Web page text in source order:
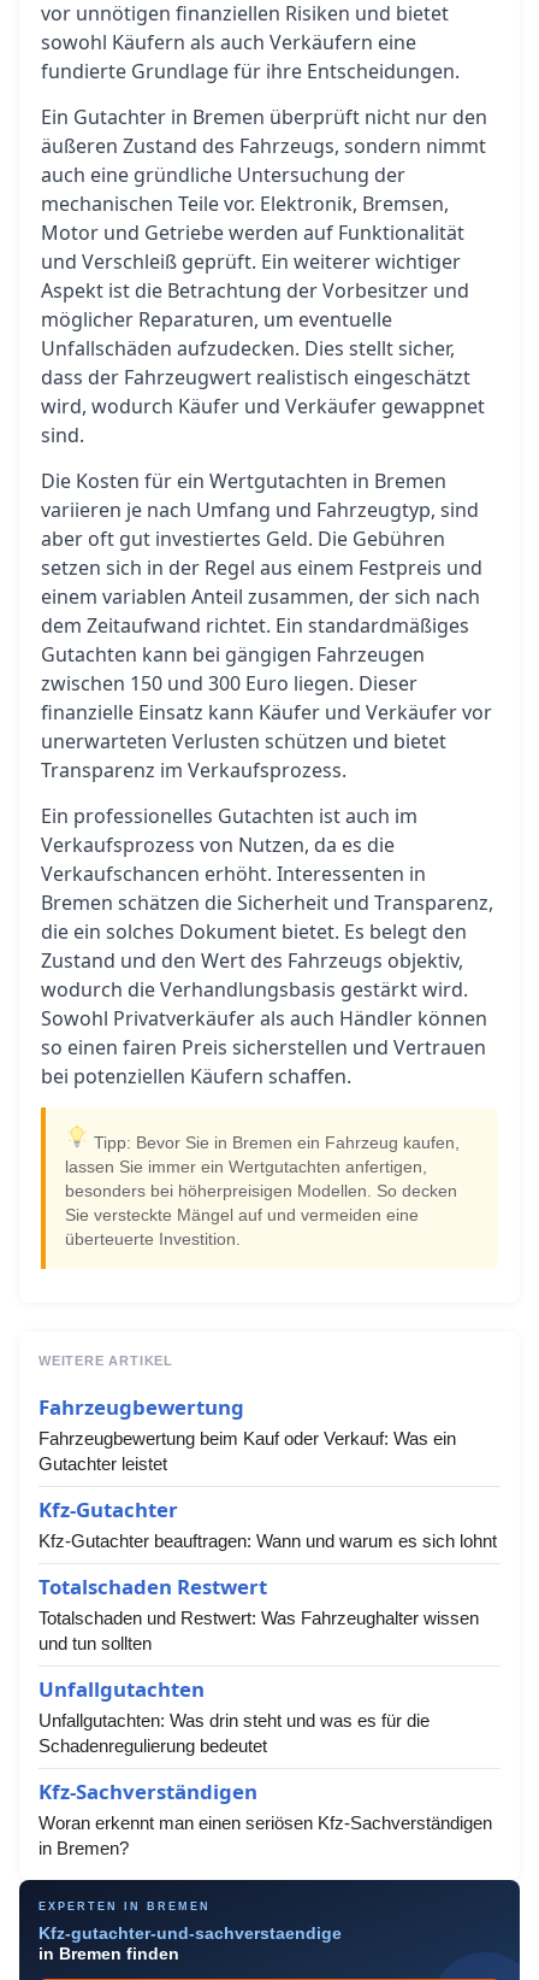
vor unnötigen finanziellen Risiken und bietet
sowohl Käufern als auch Verkäufern eine
fundierte Grundlage für ihre Entscheidungen.
Ein Gutachter in Bremen überprüft nicht nur den
äußeren Zustand des Fahrzeugs, sondern nimmt
auch eine gründliche Untersuchung der
mechanischen Teile vor. Elektronik, Bremsen,
Motor und Getriebe werden auf Funktionalität
und Verschleiß geprüft. Ein weiterer wichtiger
Aspekt ist die Betrachtung der Vorbesitzer und
möglicher Reparaturen, um eventuelle
Unfallschäden aufzudecken. Dies stellt sicher,
dass der Fahrzeugwert realistisch eingeschätzt
wird, wodurch Käufer und Verkäufer gewappnet
sind.
Die Kosten für ein Wertgutachten in Bremen
variieren je nach Umfang und Fahrzeugtyp, sind
aber oft gut investiertes Geld. Die Gebühren
setzen sich in der Regel aus einem Festpreis und
einem variablen Anteil zusammen, der sich nach
dem Zeitaufwand richtet. Ein standardmäßiges
Gutachten kann bei gängigen Fahrzeugen
zwischen 150 und 300 Euro liegen. Dieser
finanzielle Einsatz kann Käufer und Verkäufer vor
unerwarteten Verlusten schützen und bietet
Transparenz im Verkaufsprozess.
Ein professionelles Gutachten ist auch im
Verkaufsprozess von Nutzen, da es die
Verkaufschancen erhöht. Interessenten in
Bremen schätzen die Sicherheit und Transparenz,
die ein solches Dokument bietet. Es belegt den
Zustand und den Wert des Fahrzeugs objektiv,
wodurch die Verhandlungsbasis gestärkt wird.
Sowohl Privatverkäufer als auch Händler können
so einen fairen Preis sicherstellen und Vertrauen
bei potenziellen Käufern schaffen.
Tipp: Bevor Sie in Bremen ein Fahrzeug kaufen,
lassen Sie immer ein Wertgutachten anfertigen,
besonders bei höherpreisigen Modellen. So decken
Sie versteckte Mängel auf und vermeiden eine
überteuerte Investition.
WEITERE ARTIKEL
Fahrzeugbewertung
Fahrzeugbewertung beim Kauf oder Verkauf: Was ein
Gutachter leistet
Kfz-Gutachter
Kfz-Gutachter beauftragen: Wann und warum es sich lohnt
Totalschaden Restwert
Totalschaden und Restwert: Was Fahrzeughalter wissen
und tun sollten
Unfallgutachten
Unfallgutachten: Was drin steht und was es für die
Schadenregulierung bedeutet
Kfz-Sachverständigen
Woran erkennt man einen seriösen Kfz-Sachverständigen
in Bremen?
EXPERTEN IN BREMEN
Kfz-gutachter-und-sachverstaendige
in Bremen finden